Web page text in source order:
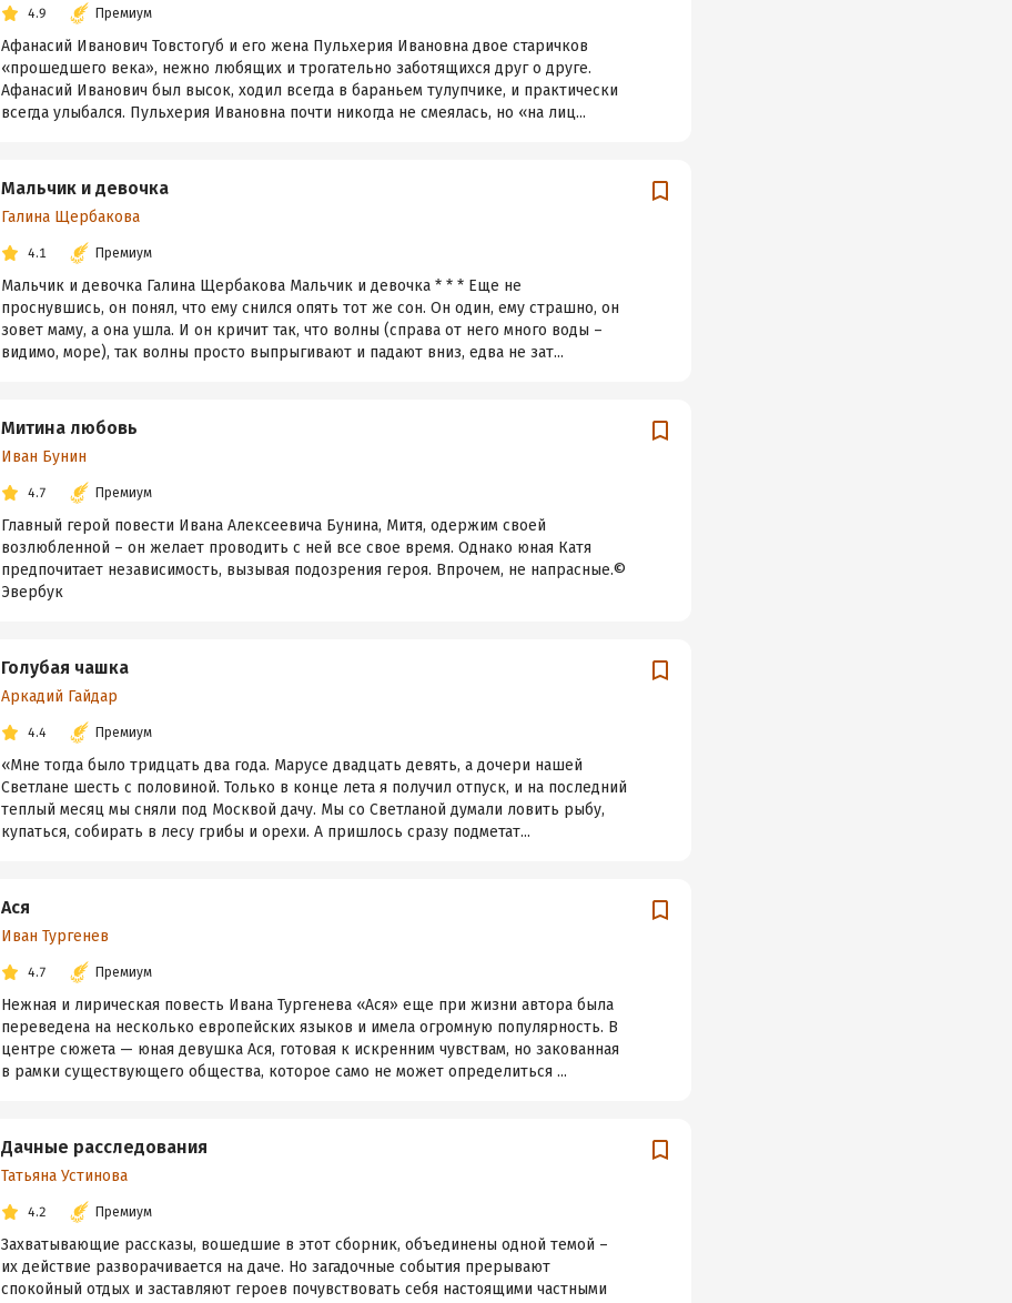
4.9 Премиум
Афанасий Иванович Товстогуб и его жена Пульхерия Ивановна двое старичков
«прошедшего века», нежно любящих и трогательно заботящихся друг о друге.
Афанасий Иванович был высок, ходил всегда в бараньем тулупчике, и практически
всегда улыбался. Пульхерия Ивановна почти никогда не смеялась, но «на лиц...
Мальчик и девочка
Галина Щербакова
4.1 Премиум
Мальчик и девочка Галина Щербакова Мальчик и девочка * * * Еще не
проснувшись, он понял, что ему снился опять тот же сон. Он один, ему страшно, он
зовет маму, а она ушла. И он кричит так, что волны (справа от него много воды –
видимо, море), так волны просто выпрыгивают и падают вниз, едва не зат...
Митина любовь
Иван Бунин
4.7 Премиум
Главный герой повести Ивана Алексеевича Бунина, Митя, одержим своей
возлюбленной – он желает проводить с ней все свое время. Однако юная Катя
предпочитает независимость, вызывая подозрения героя. Впрочем, не напрасные.©
Эвербук
Голубая чашка
Аркадий Гайдар
4.4 Премиум
«Мне тогда было тридцать два года. Марусе двадцать девять, а дочери нашей
Светлане шесть с половиной. Только в конце лета я получил отпуск, и на последний
теплый месяц мы сняли под Москвой дачу. Мы со Светланой думали ловить рыбу,
купаться, собирать в лесу грибы и орехи. А пришлось сразу подметат...
Ася
Иван Тургенев
4.7 Премиум
Нежная и лирическая повесть Ивана Тургенева «Ася» еще при жизни автора была
переведена на несколько европейских языков и имела огромную популярность. В
центре сюжета — юная девушка Ася, готовая к искренним чувствам, но закованная
в рамки существующего общества, которое само не может определиться ...
Дачные расследования
Татьяна Устинова
4.2 Премиум
Захватывающие рассказы, вошедшие в этот сборник, объединены одной темой –
их действие разворачивается на даче. Но загадочные события прерывают
спокойный отдых и заставляют героев почувствовать себя настоящими частными